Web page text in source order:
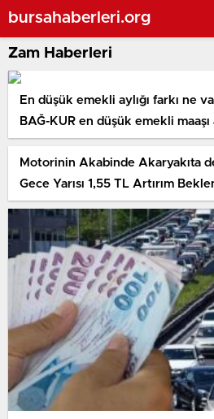
bursahaberleri.org
Zam Haberleri
En düşük emekli aylığı farkı ne
BAĞ-KUR en düşük emekli maaşı
vakit yatacak?
Motorinin Akabinde Akaryakıta
Gece Yarısı 1,55 TL Artırım